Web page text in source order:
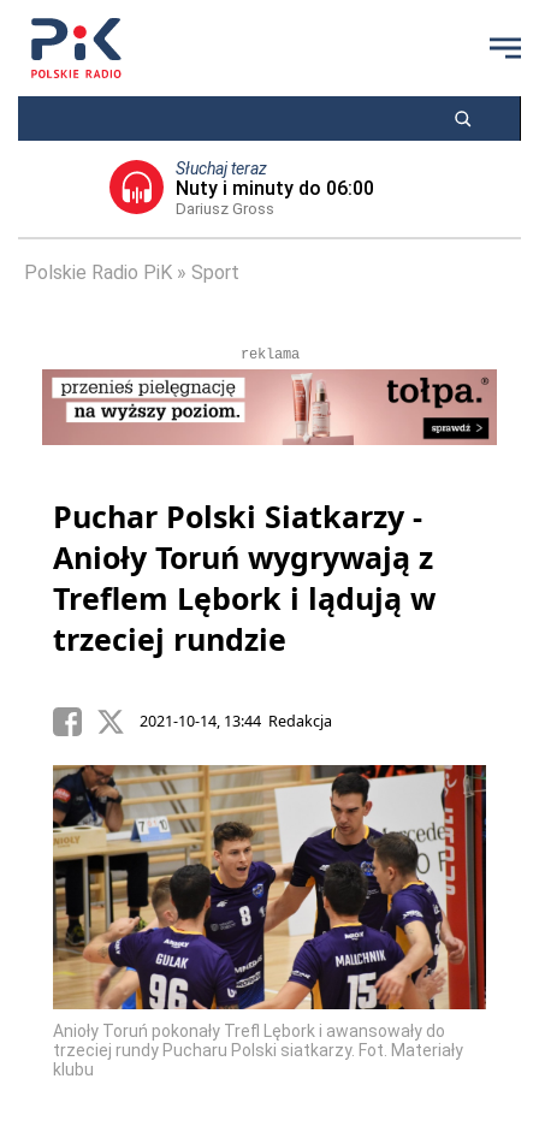
Słuchaj teraz
Nuty i minuty do 06:00
Dariusz Gross
Polskie Radio PiK Sport
reklama
Puchar Polski Siatkarzy -
Anioły Toruń wygrywają z
Treflem Lębork i lądują w
trzeciej rundzie
2021-10-14, 13:44 Redakcja
Anioły Toruń pokonały Trefl Lębork i awansowały do
trzeciej rundy Pucharu Polski siatkarzy. Fot. Materiały
klubu